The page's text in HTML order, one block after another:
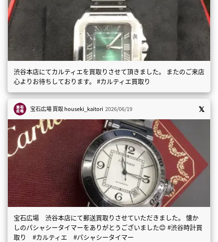
渋谷本店にてカルティエを買取りさせて頂きました。 またのご来店
心よりお待ちしております。 #カルティエ買取り
宝石広場 買取houseki_kaitori 2026/06/19
宝石広場 渋谷本店にて郵送買取りさせていただきました。 懐か
しのパシャシータイマーをありがとうございました😊 #渋谷時計買
取り #カルティエ #パシャシータイマー